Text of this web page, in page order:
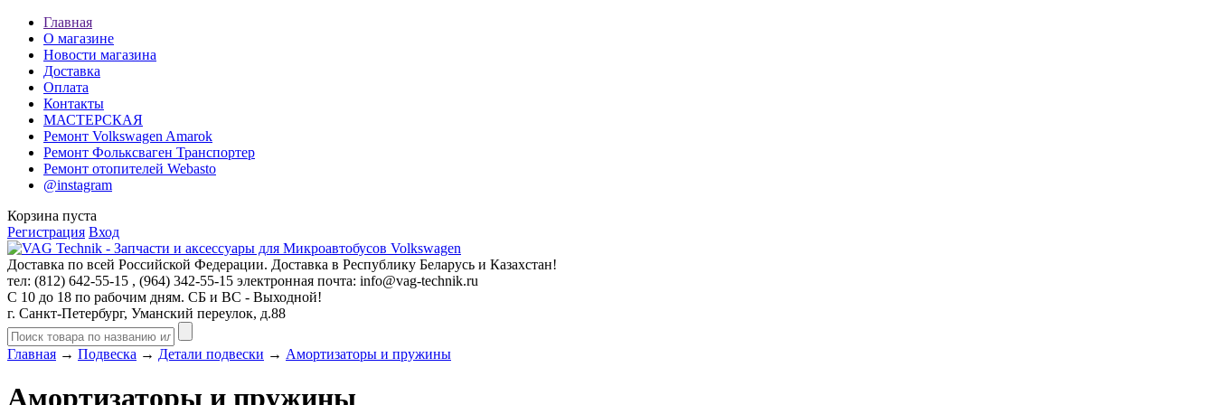
Главная
О магазине
Новости магазина
Доставка
Оплата
Контакты
МАСТЕРСКАЯ
Ремонт Volkswagen Amarok
Ремонт Фольксваген Транспортер
Ремонт отопителей Webasto
@instagram
Корзина пуста
Регистрация Вход
Доставка по всей Российской Федерации. Доставка в Республику Беларусь и Казахстан!
тел: (812) 642-55-15 , (964) 342-55-15 электронная почта: info@vag-technik.ru
С 10 до 18 по рабочим дням. СБ и ВС - Выходной!
г. Санкт-Петербург, Уманский переулок, д.88
Главная → Подвеска → Детали подвески → Амортизаторы и пружины
Амортизаторы и пружины